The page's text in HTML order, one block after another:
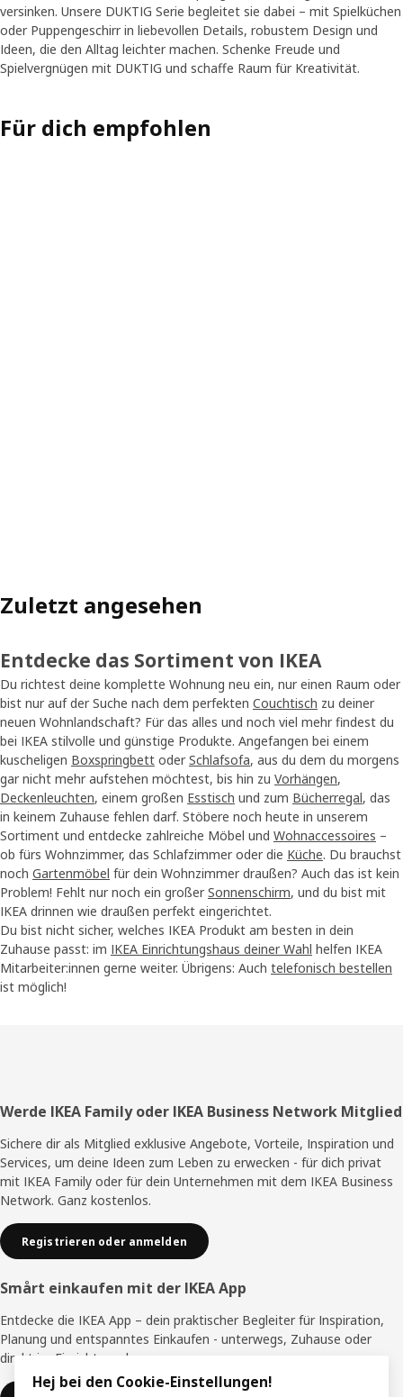
versinken. Unsere DUKTIG Serie begleitet sie dabei – mit Spielküchen
oder Puppengeschirr in liebevollen Details, robustem Design und
Ideen, die den Alltag leichter machen. Schenke Freude und
Spielvergnügen mit DUKTIG und schaffe Raum für Kreativität.
Für dich empfohlen
Zuletzt angesehen
Entdecke das Sortiment von IKEA
Du richtest deine komplette Wohnung neu ein, nur einen Raum oder
bist nur auf der Suche nach dem perfekten Couchtisch zu deiner
neuen Wohnlandschaft? Für das alles und noch viel mehr findest du
bei IKEA stilvolle und günstige Produkte. Angefangen bei einem
kuscheligen Boxspringbett oder Schlafsofa, aus du dem du morgens
gar nicht mehr aufstehen möchtest, bis hin zu Vorhängen,
Deckenleuchten, einem großen Esstisch und zum Bücherregal, das
in keinem Zuhause fehlen darf. Stöbere noch heute in unserem
Sortiment und entdecke zahlreiche Möbel und Wohnaccessoires –
ob fürs Wohnzimmer, das Schlafzimmer oder die Küche. Du brauchst
noch Gartenmöbel für dein Wohnzimmer draußen? Auch das ist kein
Problem! Fehlt nur noch ein großer Sonnenschirm, und du bist mit
IKEA drinnen wie draußen perfekt eingerichtet.
Du bist nicht sicher, welches IKEA Produkt am besten in dein
Zuhause passt: im IKEA Einrichtungshaus deiner Wahl helfen IKEA
Mitarbeiter:innen gerne weiter. Übrigens: Auch telefonisch bestellen
ist möglich!
Fußzeile
Werde IKEA Family oder IKEA Business Network Mitglied
Sichere dir als Mitglied exklusive Angebote, Vorteile, Inspiration und
Services, um deine Ideen zum Leben zu erwecken - für dich privat
mit IKEA Family oder für dein Unternehmen mit dem IKEA Business
Network. Ganz kostenlos.
Registrieren oder anmelden
Smårt einkaufen mit der IKEA App
Entdecke die IKEA App – dein praktischer Begleiter für Inspiration,
Planung und entspanntes Einkaufen - unterwegs, Zuhause oder
direkt im Einrichtungshaus.
Hej bei den Cookie-Einstellungen!